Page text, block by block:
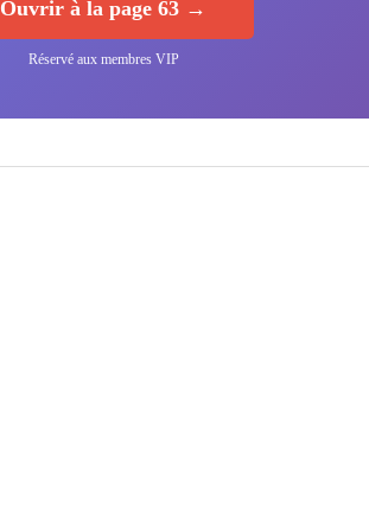
Ouvrir à la page 63 →
Réservé aux membres VIP